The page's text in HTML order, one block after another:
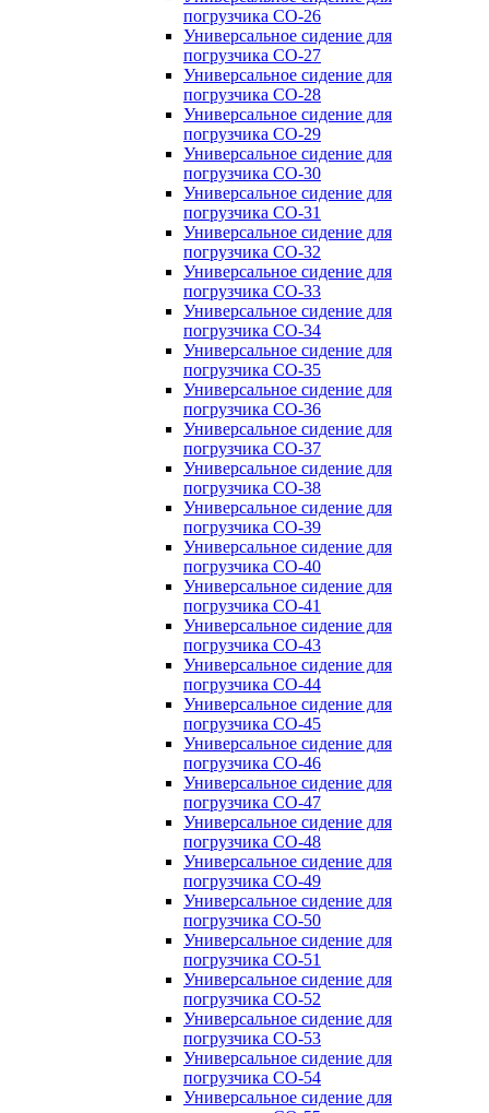
погрузчика CO-26
Универсальное сидение для
погрузчика CO-27
Универсальное сидение для
погрузчика CO-28
Универсальное сидение для
погрузчика CO-29
Универсальное сидение для
погрузчика CO-30
Универсальное сидение для
погрузчика CO-31
Универсальное сидение для
погрузчика CO-32
Универсальное сидение для
погрузчика CO-33
Универсальное сидение для
погрузчика CO-34
Универсальное сидение для
погрузчика CO-35
Универсальное сидение для
погрузчика CO-36
Универсальное сидение для
погрузчика CO-37
Универсальное сидение для
погрузчика CO-38
Универсальное сидение для
погрузчика CO-39
Универсальное сидение для
погрузчика CO-40
Универсальное сидение для
погрузчика CO-41
Универсальное сидение для
погрузчика CO-43
Универсальное сидение для
погрузчика CO-44
Универсальное сидение для
погрузчика CO-45
Универсальное сидение для
погрузчика CO-46
Универсальное сидение для
погрузчика CO-47
Универсальное сидение для
погрузчика CO-48
Универсальное сидение для
погрузчика CO-49
Универсальное сидение для
погрузчика CO-50
Универсальное сидение для
погрузчика CO-51
Универсальное сидение для
погрузчика CO-52
Универсальное сидение для
погрузчика CO-53
Универсальное сидение для
погрузчика CO-54
Универсальное сидение для